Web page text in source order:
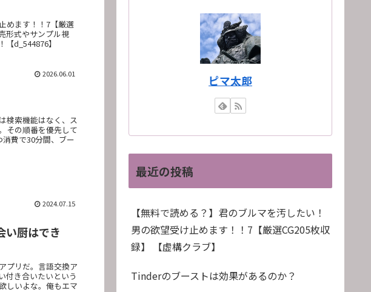
めます！！7【厳選
形式やサンプル視
d_544876】
2026.06.01
検索機能はなく、ス
その順番を優先して
費で30分間、ブー
2024.07.15
い厨はでき
プリだ。言語交換ア
付き合いたいという
しいよな。俺もエマ
ピマ太郎
最近の投稿
【無料で読める？】君のブルマを汚したい！
男の欲望受け止めます！！7【厳選CG205枚収
録】 【虚構クラブ】
Tinderのブーストは効果があるのか？